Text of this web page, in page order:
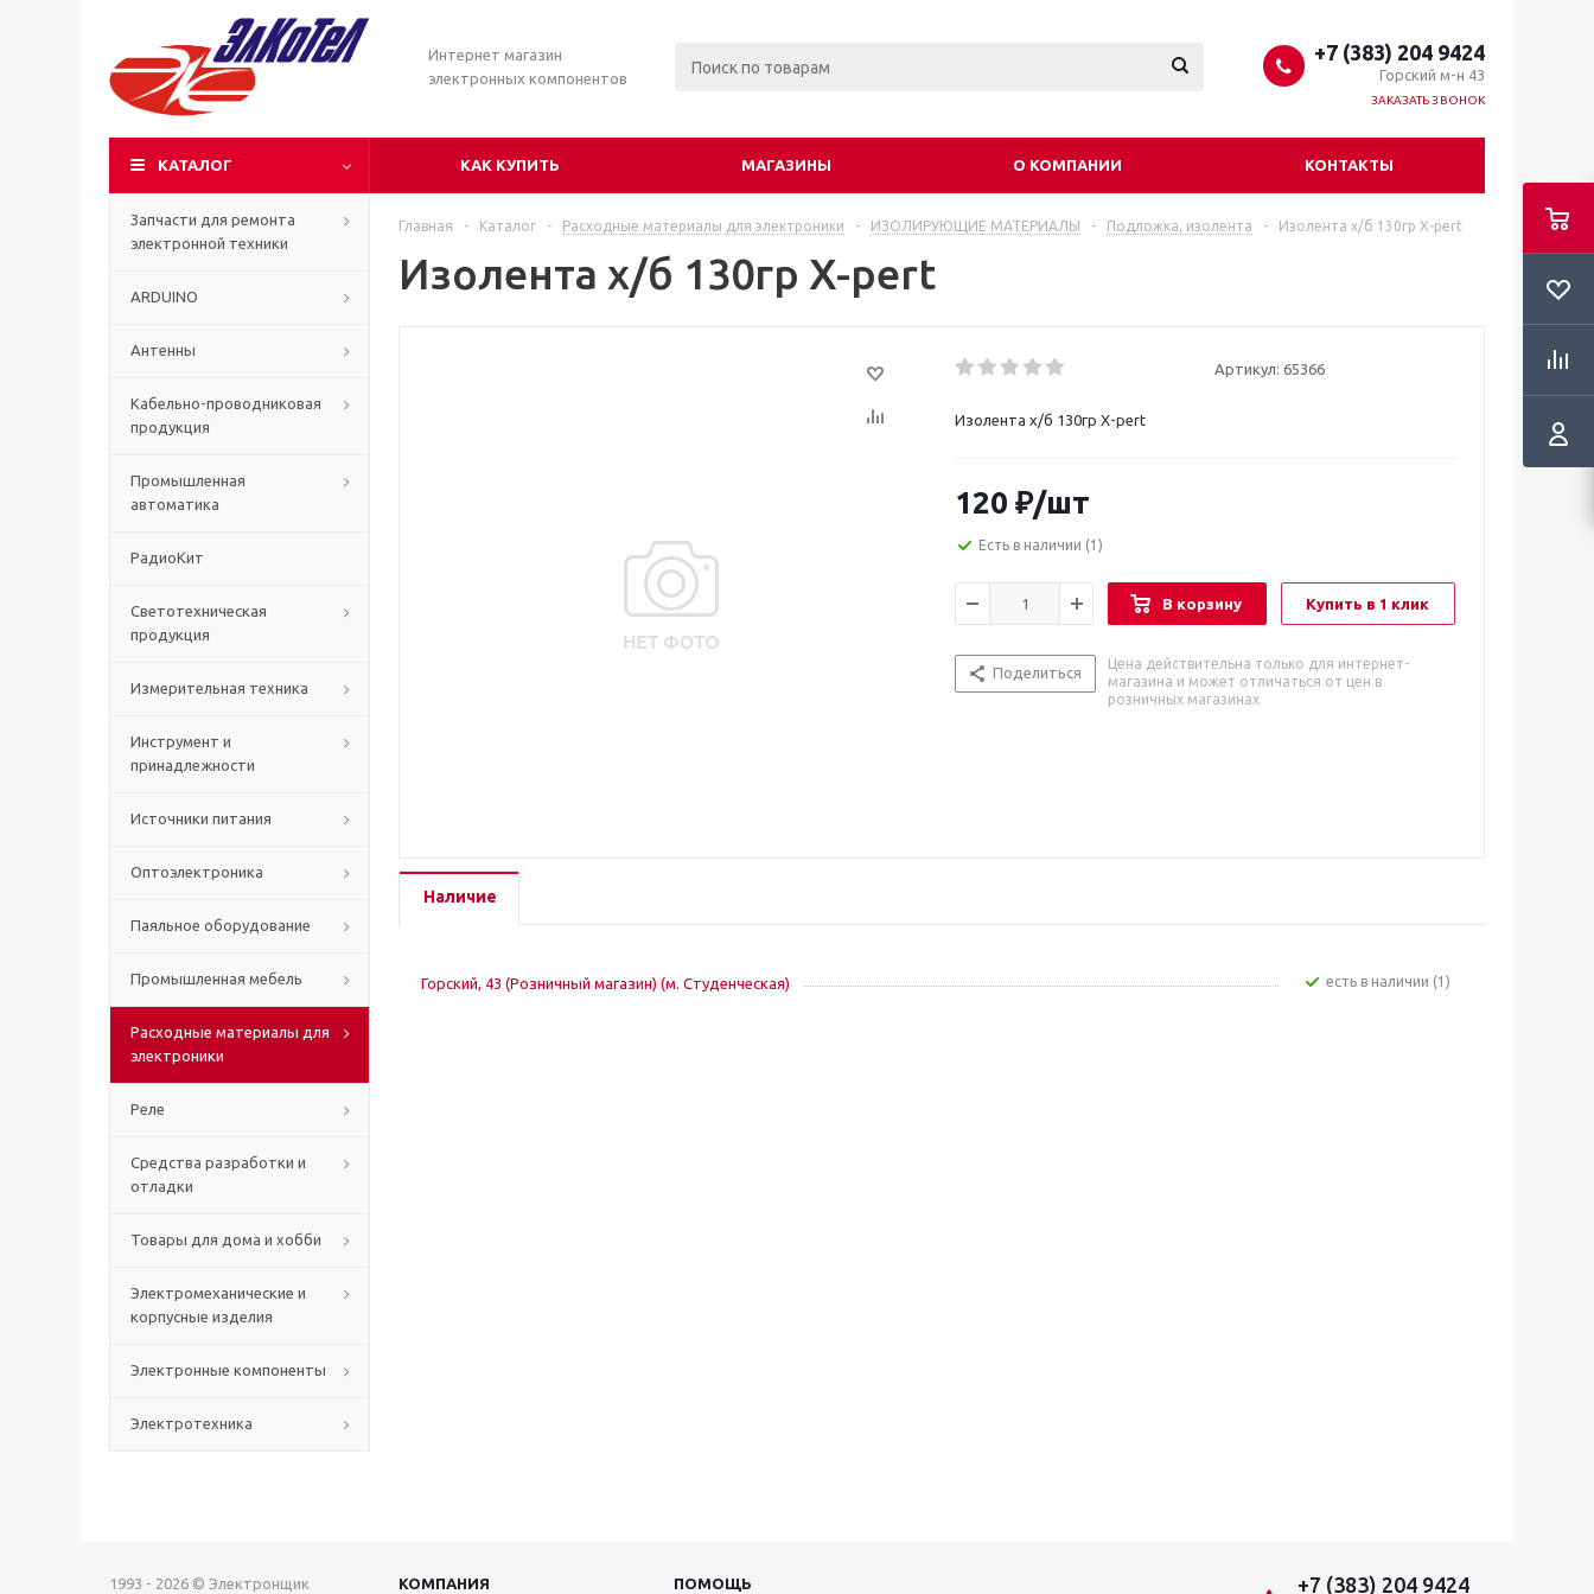
Интернет магазин
электронных компонентов
+7 (383) 204 9424
Горский м-н 43
ЗАКАЗАТЬ ЗВОНОК
КАТАЛОГ КАК КУПИТЬ МАГАЗИНЫ О КОМПАНИИ КОНТАКТЫ
Запчасти для ремонта
электронной техники
ARDUINO
Антенны
Кабельно-проводниковая
продукция
Промышленная
автоматика
РадиоКит
Светотехническая
продукция
Измерительная техника
Инструмент и
принадлежности
Источники питания
Оптоэлектроника
Паяльное оборудование
Промышленная мебель
Расходные материалы для
электроники
Реле
Средства разработки и
отладки
Товары для дома и хобби
Электромеханические и
корпусные изделия
Электронные компоненты
Электротехника
Главная - Каталог - Расходные материалы для электроники - ИЗОЛИРУЮЩИЕ МАТЕРИАЛЫ - Подложка, изолента - Изолента х/б 130гр X-pert
Изолента х/б 130гр X-pert
Артикул: 65366
Изолента х/б 130гр X-pert
120 ₽/шт
Есть в наличии (1)
В корзину Купить в 1 клик
Поделиться
Цена действительна только для интернет-
магазина и может отличаться от цен в
розничных магазинах
Наличие
Горский, 43 (Розничный магазин) (м. Студенческая) Есть в наличии (1)
1993 - 2026 © Электронщик КОМПАНИЯ ПОМОЩЬ +7 (383) 204 9424